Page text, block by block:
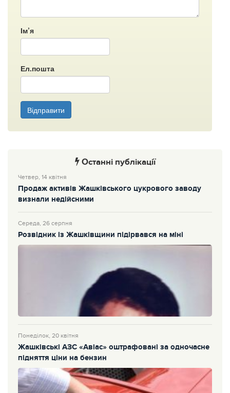
Ім’я
Ел.пошта
Відправити
Останні публікації
Четвер, 14 квітня
Продаж активів Жашківського цукрового заводу
визнали недійсними
Середа, 26 серпня
Розвідник із Жашківщини підірвався на міні
Понеділок, 20 квітня
Жашківські АЗС «Авіас» оштрафовані за одночасне
підняття ціни на бензин